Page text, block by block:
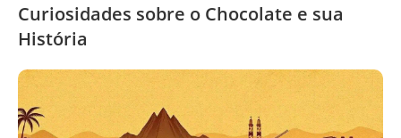
Curiosidades sobre o Chocolate e sua
História